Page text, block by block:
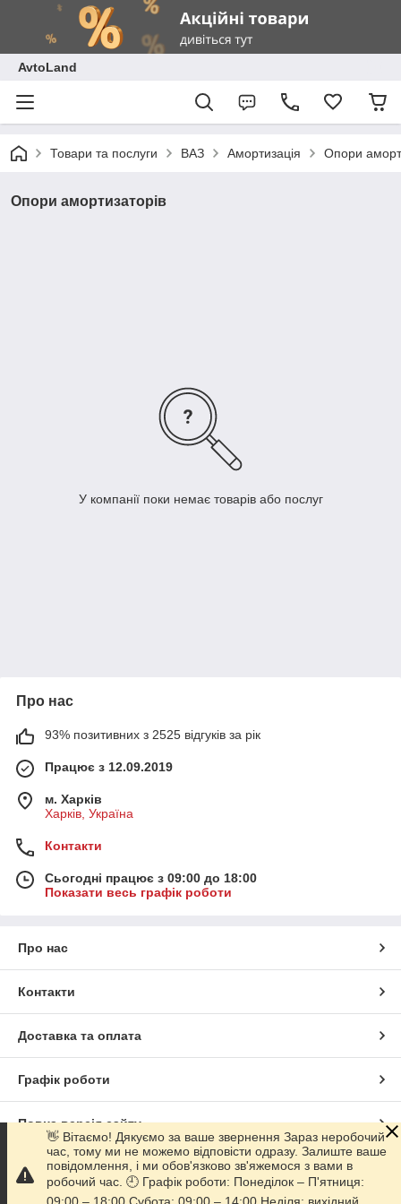
AvtoLand
Товари та послуги ВАЗ Амортизація Опори
Опори амортизаторів
У компанії поки немає товарів або послуг
Про нас
93% позитивних з 2525 відгуків за рік
Працює з 12.09.2019
м. Харків
Харків, Україна
Контакти
Сьогодні працює з 09:00 до 18:00
Показати весь графік роботи
Про нас
Контакти
Доставка та оплата
Графік роботи
Повна версія сайту
Сайт створено на маркетплейсіProm.ua
👋 Вітаємо! Дякуємо за ваше звернення Зараз неробочий
час, тому ми не можемо відповісти одразу. Залиште ваше
повідомлення, і ми обов'язково зв'яжемося з вами в
робочий час. 🕘 Графік роботи: Понеділок – П'ятниця: